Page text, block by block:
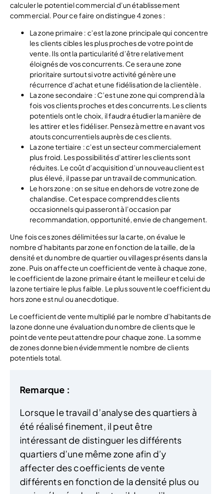
calculer le potentiel commercial d’un établissement
commercial. Pour ce faire on distingue 4 zones :
La zone primaire : c’est la zone principale qui concentre
les clients cibles les plus proches de votre point de
vente. Ils ont la particularité d’être relativement
éloignés de vos concurrents. Ce sera une zone
prioritaire surtout si votre activité génère une
récurrence d’achat et une fidélisation de la clientèle.
La zone secondaire : C’est une zone qui comprend à la
fois vos clients proches et des concurrents. Les clients
potentiels ont le choix, il faudra étudier la manière de
les attirer et les fidéliser. Pensez à mettre en avant vos
atouts concurrentiels auprès de ces clients.
La zone tertiaire : c’est un secteur commercialement
plus froid. Les possibilités d’attirer les clients sont
réduites. Le coût d’acquisition d’un nouveau client est
plus élevé, il passe par un travail de communication.
Le hors zone : on se situe en dehors de votre zone de
chalandise. Cet espace comprend des clients
occasionnels qui passeront à l’occasion par
recommandation, opportunité, envie de changement.
Une fois ces zones délimitées sur la carte, on évalue le
nombre d’habitants par zone en fonction de la taille, de la
densité et du nombre de quartier ou villages présents dans la
zone. Puis on affecte un coefficient de vente à chaque zone,
le coefficient de la zone primaire étant le meilleur et celui de
la zone tertiaire le plus faible. Le plus souvent le coefficient du
hors zone est nul ou anecdotique.
Le coefficient de vente multiplié par le nombre d’habitants de
la zone donne une évaluation du nombre de clients que le
point de vente peut attendre pour chaque zone. La somme
de zones donne bien évidemment le nombre de clients
potentiels total.
Remarque :
Lorsque le travail d’analyse des quartiers à
été réalisé finement, il peut être
intéressant de distinguer les différents
quartiers d’une même zone afin d’y
affecter des coefficients de vente
différents en fonction de la densité plus ou